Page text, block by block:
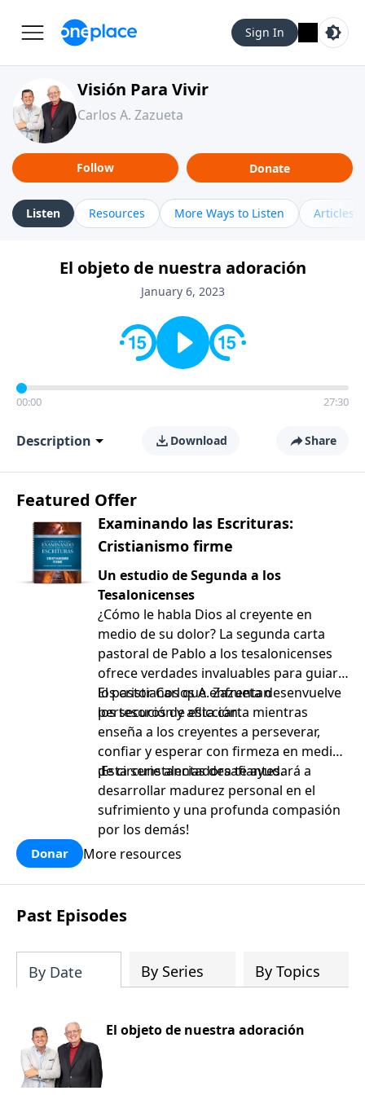
Sign In
Visión Para Vivir
Carlos A. Zazueta
Follow Donate
Listen Resources More Ways to Listen Articles
El objeto de nuestra adoración
January 6, 2023
00:00 27:30
Description Download Share
Featured Offer
Examinando las Escrituras:
Cristianismo firme
Un estudio de Segunda a los
Tesalonicenses
¿Cómo le habla Dios al creyente en
medio de su dolor? La segunda carta
pastoral de Pablo a los tesalonicenses
ofrece verdades invaluables para guiar a
los cristianos que enfrentan
persecución y aflicción.
El pastor Carlos A. Zazueta desenvuelve
los tesoros de esta carta mientras
enseña a los creyentes a perseverar,
confiar y esperar con firmeza en medio
de circunstancias desafiantes.
¡Esta serie alentadora te ayudará a
desarrollar madurez personal en el
sufrimiento y una profunda compasión
por los demás!
Donar More resources
Past Episodes
By Date By Series By Topics
El objeto de nuestra adoración